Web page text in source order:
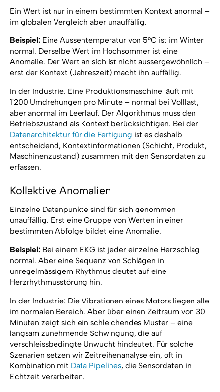
Ein Wert ist nur in einem bestimmten Kontext anormal –
im globalen Vergleich aber unauffällig.
Beispiel:Eine Aussentemperatur von 5°C ist im Winter
normal. Derselbe Wert im Hochsommer ist eine
Anomalie. Der Wert an sich ist nicht aussergewöhnlich –
erst der Kontext (Jahreszeit) macht ihn auffällig.
In der Industrie: Eine Produktionsmaschine läuft mit
1'200 Umdrehungen pro Minute – normal bei Volllast,
aber anormal im Leerlauf. Der Algorithmus muss den
Betriebszustand als Kontext berücksichtigen. Bei der
Datenarchitektur für die Fertigung ist es deshalb
entscheidend, Kontextinformationen (Schicht, Produkt,
Maschinenzustand) zusammen mit den Sensordaten zu
erfassen.
Kollektive Anomalien
Einzelne Datenpunkte sind für sich genommen
unauffällig. Erst eine Gruppe von Werten in einer
bestimmten Abfolge bildet eine Anomalie.
Beispiel:Bei einem EKG ist jeder einzelne Herzschlag
normal. Aber eine Sequenz von Schlägen in
unregelmässigem Rhythmus deutet auf eine
Herzrhythmusstörung hin.
In der Industrie: Die Vibrationen eines Motors liegen alle
im normalen Bereich. Aber über einen Zeitraum von 30
Minuten zeigt sich ein schleichendes Muster – eine
langsam zunehmende Schwingung, die auf
verschleissbedingte Unwucht hindeutet. Für solche
Szenarien setzen wir Zeitreihenanalyse ein, oft in
Kombination mit Data Pipelines, die Sensordaten in
Echtzeit verarbeiten.